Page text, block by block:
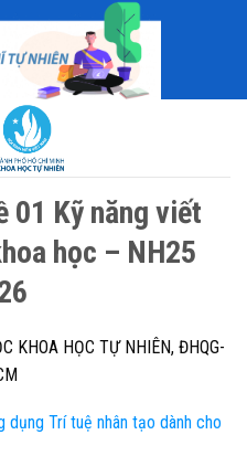
01 Kỹ năng viết
học – NH25
KHOA HỌC TỰ NHIÊN, ĐHQG-
dụng Trí tuệ nhân tạo dành cho